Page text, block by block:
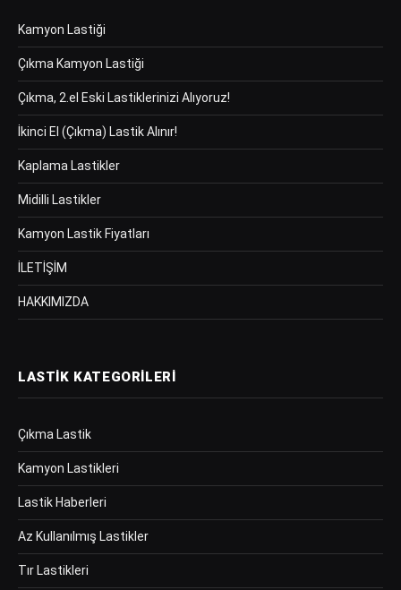
Kamyon Lastiği
Çıkma Kamyon Lastiği
Çıkma, 2.el Eski Lastiklerinizi Alıyoruz!
İkinci El (Çıkma) Lastik Alınır!
Kaplama Lastikler
Midilli Lastikler
Kamyon Lastik Fiyatları
İLETİŞİM
HAKKIMIZDA
LASTIK KATEGORILERI
Çıkma Lastik
Kamyon Lastikleri
Lastik Haberleri
Az Kullanılmış Lastikler
Tır Lastikleri